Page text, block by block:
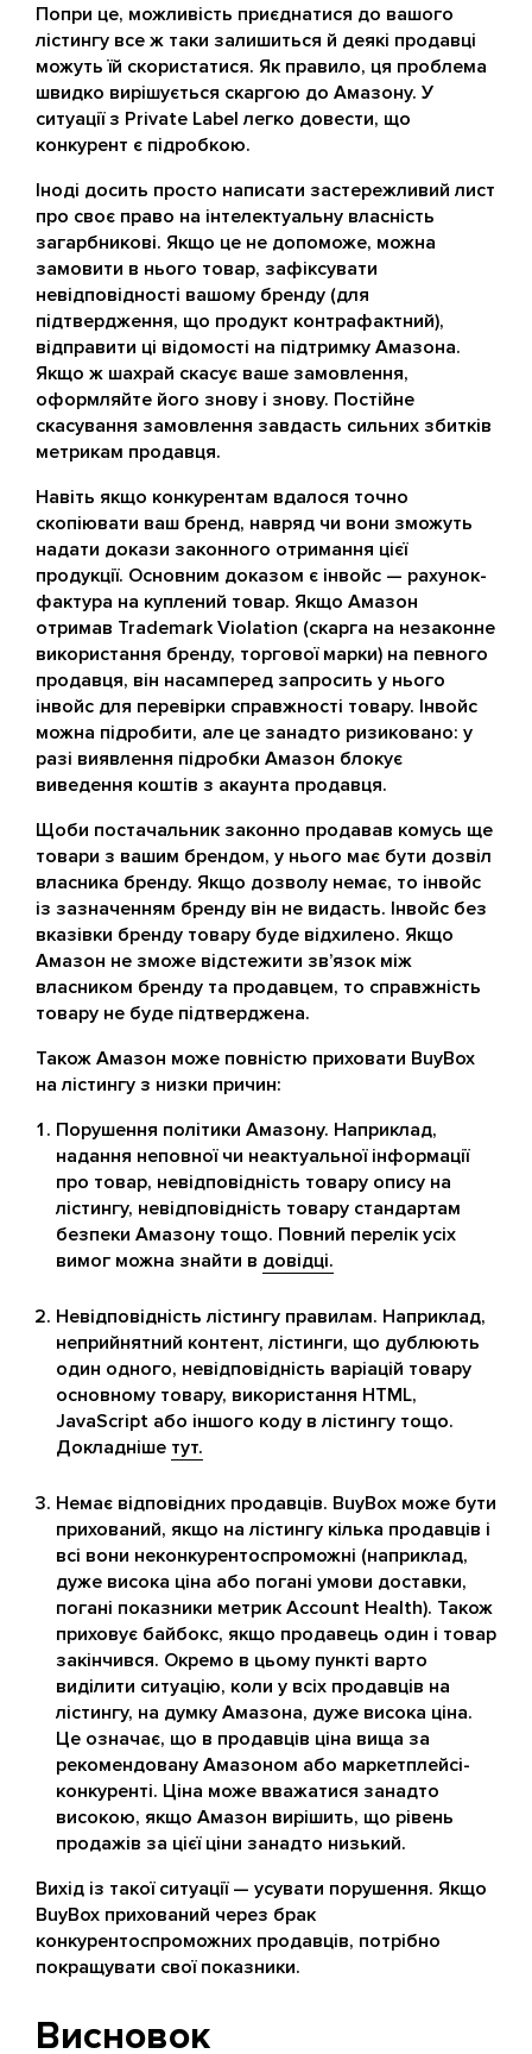
Попри це, можливість приєднатися до вашого
лістингу все ж таки залишиться й деякі продавці
можуть їй скористатися. Як правило, ця проблема
швидко вирішується скаргою до Амазону. У
ситуації з Private Label легко довести, що
конкурент є підробкою.
Іноді досить просто написати застережливий лист
про своє право на інтелектуальну власність
загарбникові. Якщо це не допоможе, можна
замовити в нього товар, зафіксувати
невідповідності вашому бренду (для
підтвердження, що продукт контрафактний),
відправити ці відомості на підтримку Амазона.
Якщо ж шахрай скасує ваше замовлення,
оформляйте його знову і знову. Постійне
скасування замовлення завдасть сильних збитків
метрикам продавця.
Навіть якщо конкурентам вдалося точно
скопіювати ваш бренд, навряд чи вони зможуть
надати докази законного отримання цієї
продукції. Основним доказом є інвойс — рахунок-
фактура на куплений товар. Якщо Амазон
отримав Trademark Violation (скарга на незаконне
використання бренду, торгової марки) на певного
продавця, він насамперед запросить у нього
інвойс для перевірки справжності товару. Інвойс
можна підробити, але це занадто ризиковано: у
разі виявлення підробки Амазон блокує
виведення коштів з акаунта продавця.
Щоби постачальник законно продавав комусь ще
товари з вашим брендом, у нього має бути дозвіл
власника бренду. Якщо дозволу немає, то інвойс
із зазначенням бренду він не видасть. Інвойс без
вказівки бренду товару буде відхилено. Якщо
Амазон не зможе відстежити зв’язок між
власником бренду та продавцем, то справжність
товару не буде підтверджена.
Також Амазон може повністю приховати BuyBox
на лістингу з низки причин:
Порушення політики Амазону. Наприклад,
надання неповної чи неактуальної інформації
про товар, невідповідність товару опису на
лістингу, невідповідність товару стандартам
безпеки Амазону тощо. Повний перелік усіх
вимог можна знайти в довідці.
Невідповідність лістингу правилам. Наприклад,
неприйнятний контент, лістинги, що дублюють
один одного, невідповідність варіацій товару
основному товару, використання HTML,
JavaScript або іншого коду в лістингу тощо.
Докладніше тут.
Немає відповідних продавців. BuyBox може бути
прихований, якщо на лістингу кілька продавців і
всі вони неконкурентоспроможні (наприклад,
дуже висока ціна або погані умови доставки,
погані показники метрик Account Health). Також
приховує байбокс, якщо продавець один і товар
закінчився. Окремо в цьому пункті варто
виділити ситуацію, коли у всіх продавців на
лістингу, на думку Амазона, дуже висока ціна.
Це означає, що в продавців ціна вища за
рекомендовану Амазоном або маркетплейсі-
конкуренті. Ціна може вважатися занадто
високою, якщо Амазон вирішить, що рівень
продажів за цієї ціни занадто низький.
Вихід із такої ситуації — усувати порушення. Якщо
BuyBox прихований через брак
конкурентоспроможних продавців, потрібно
покращувати свої показники.
Висновок